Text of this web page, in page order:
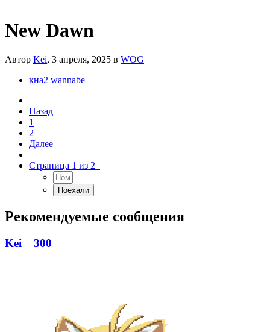
New Dawn
Автор Kei, 3 апреля, 2025 в WOG
кна2 wannabe
Назад
1
2
Далее
Страница 1 из 2
Рекомендуемые сообщения
Kei 300